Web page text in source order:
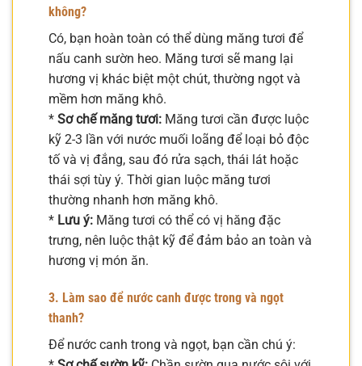
không?
Có, bạn hoàn toàn có thể dùng măng tươi để
nấu canh sườn heo. Măng tươi sẽ mang lại
hương vị khác biệt một chút, thường ngọt và
mềm hơn măng khô.
* Sơ chế măng tươi: Măng tươi cần được luộc
kỹ 2-3 lần với nước muối loãng để loại bỏ độc
tố và vị đắng, sau đó rửa sạch, thái lát hoặc
thái sợi tùy ý. Thời gian luộc măng tươi
thường nhanh hơn măng khô.
* Lưu ý: Măng tươi có thể có vị hăng đặc
trưng, nên luộc thật kỹ để đảm bảo an toàn và
hương vị món ăn.
3. Làm sao để nước canh được trong và ngọt
thanh?
Để nước canh trong và ngọt, bạn cần chú ý: